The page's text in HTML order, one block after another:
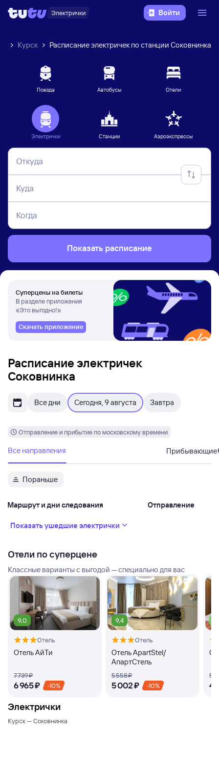
Электрички Войти
Курск Расписание электричек по станции Соковнинка
Поезда Автобусы Отели
Электрички Станции Аэроэкспрессы
Откуда
Куда
Когда
Показать расписание
Суперцены на билеты
В разделе приложения
«Это выгодно!»
Скачать приложение
Расписание электричек
Соковнинка
Все дни Сегодня, 9 августа Завтра
Отправление и прибытие по московскому времени
Все направления Прибывающие
Пораньше
Маршрут и дни следования Отправление
Показать ушедшие электрички
Отели по суперцене
Классные варианты с выгодой — специально для вас
9,0
Отель
Отель АйТи
7 ⁠739 ⁠₽
6 ⁠965 ⁠₽ -10%
9,4
Отель
Отель ApartStel/
АпартСтель
5 ⁠558 ⁠₽
5 ⁠002 ⁠₽ -10%
5
4
Электрички
Курск — Соковнинка